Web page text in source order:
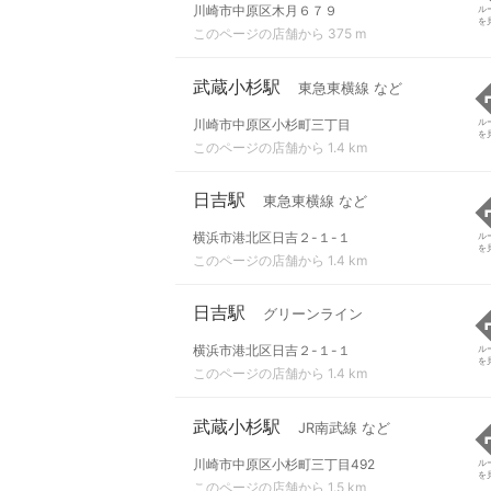
川崎市中原区木月６７９
このページの店舗から 375 m
ル
を
武蔵小杉駅 東急東横線 など
川崎市中原区小杉町三丁目
このページの店舗から 1.4 km
ル
を
日吉駅 東急東横線 など
横浜市港北区日吉２-１-１
このページの店舗から 1.4 km
ル
を
日吉駅 グリーンライン
横浜市港北区日吉２-１-１
このページの店舗から 1.4 km
ル
を
武蔵小杉駅 JR南武線 など
川崎市中原区小杉町三丁目492
このページの店舗から 1.5 km
ル
を